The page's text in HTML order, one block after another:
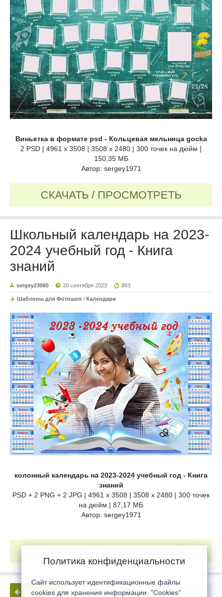
Виньетка в формате psd - Кольцевая мельница gocka
2 PSD | 4961 x 3508 | 3508 x 2480 | 300 точек на дюйм |
150,35 МБ
Автор: sergey1971
СКАЧАТЬ / ПРОСМОТРЕТЬ
Школьный календарь на 2023-
2024 учебный год - Книга
знаний
sergey23060 20 сентября 2023 883
Шаблоны для Фотошоп / Календари
колонный календарь на 2023-2024 учебный год - Книга
знаний
PSD + 2 PNG + 2 JPG | 4961 x 3508 | 3508 x 2480 | 300 точек
на дюйм | 87,17 МБ
Автор: sergey1971
В будущее
В прошлое
Политика конфиденциальности
Сайт использует идентификационные файлы
cookies для хранения информации. "Cookies"